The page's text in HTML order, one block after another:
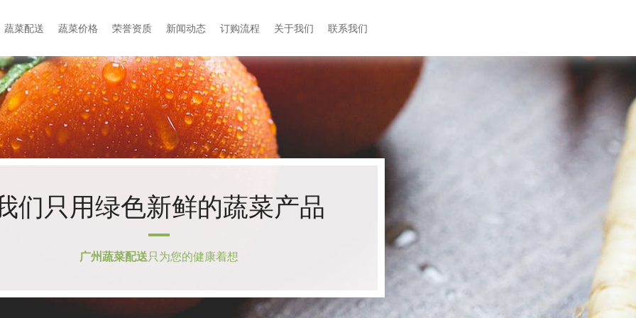
蔬菜配送 蔬菜价格 荣誉资质 新闻动态 订购流程 关于我们 联系我们
们只用绿色新鲜的蔬菜产品
广州蔬菜配送只为您的健康着想